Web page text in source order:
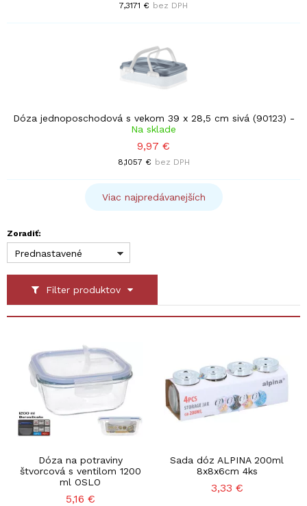
7,3171 € bez DPH
Dóza jednoposchodová s vekom 39 x 28,5 cm sivá (90123) -
Na sklade
9,97 €
8,1057 € bez DPH
Viac najpredávanejších
Filter produktov
Zoradiť:
Prednastavené
Dóza na potraviny
štvorcová s ventilom 1200
ml OSLO
5,16 €
Sada dóz ALPINA 200ml
8x8x6cm 4ks
3,33 €